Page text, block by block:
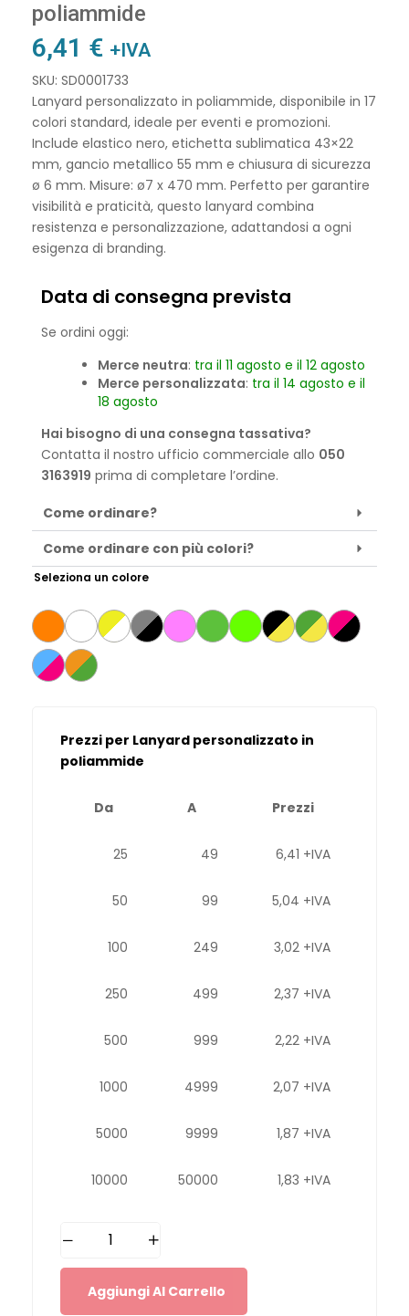
poliammide
6,41 € +IVA
SKU: SD0001733
Lanyard personalizzato in poliammide, disponibile in 17
colori standard, ideale per eventi e promozioni.
Include elastico nero, etichetta sublimatica 43×22
mm, gancio metallico 55 mm e chiusura di sicurezza
ø 6 mm. Misure: ø7 x 470 mm. Perfetto per garantire
visibilità e praticità, questo lanyard combina
resistenza e personalizzazione, adattandosi a ogni
esigenza di branding.
Data di consegna prevista
Se ordini oggi:
Merce neutra: tra il 11 agosto e il 12 agosto
Merce personalizzata: tra il 14 agosto e il
18 agosto
Hai bisogno di una consegna tassativa?
Contatta il nostro ufficio commerciale allo 050
3163919 prima di completare l’ordine.
Come ordinare?
Come ordinare con più colori?
Seleziona un colore
Prezzi per Lanyard personalizzato in
poliammide
Da A Prezzi
25 49 6,41 +IVA
50 99 5,04 +IVA
100 249 3,02 +IVA
250 499 2,37 +IVA
500 999 2,22 +IVA
1000 4999 2,07 +IVA
5000 9999 1,87 +IVA
10000 50000 1,83 +IVA
Aggiungi Al Carrello